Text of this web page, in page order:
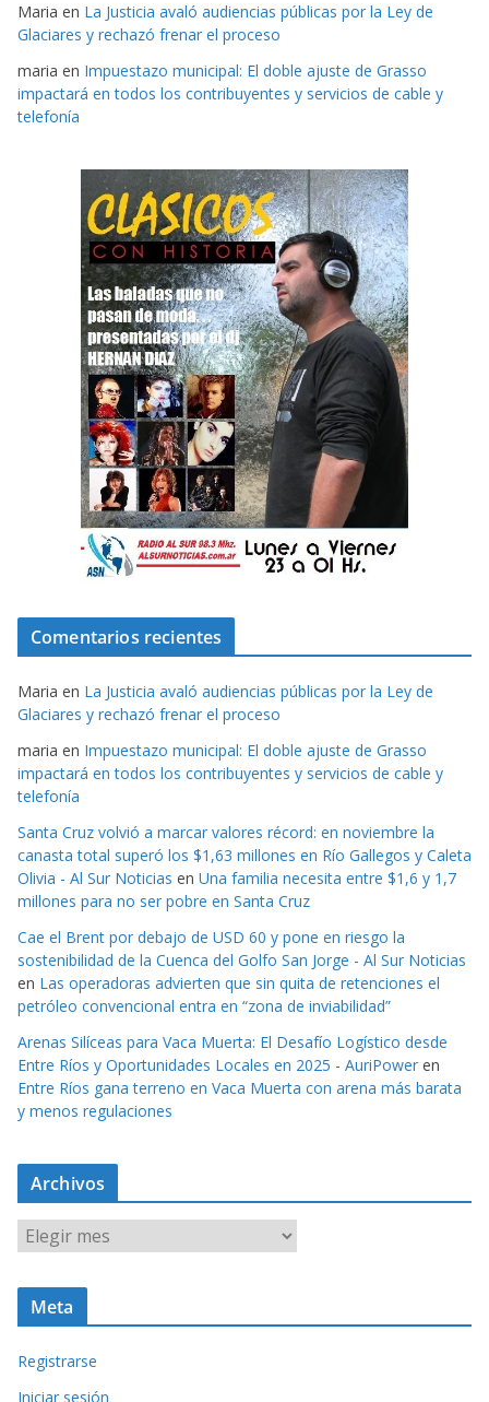
Maria en La Justicia avaló audiencias públicas por la Ley de
Glaciares y rechazó frenar el proceso
maria en Impuestazo municipal: El doble ajuste de Grasso
impactará en todos los contribuyentes y servicios de cable y
telefonía
Comentarios recientes
Maria en La Justicia avaló audiencias públicas por la Ley de
Glaciares y rechazó frenar el proceso
maria en Impuestazo municipal: El doble ajuste de Grasso
impactará en todos los contribuyentes y servicios de cable y
telefonía
Santa Cruz volvió a marcar valores récord: en noviembre la
canasta total superó los $1,63 millones en Río Gallegos y Caleta
Olivia - Al Sur Noticias en Una familia necesita entre $1,6 y 1,7
millones para no ser pobre en Santa Cruz
Cae el Brent por debajo de USD 60 y pone en riesgo la
sostenibilidad de la Cuenca del Golfo San Jorge - Al Sur Noticias
en Las operadoras advierten que sin quita de retenciones el
petróleo convencional entra en “zona de inviabilidad”
Arenas Silíceas para Vaca Muerta: El Desafío Logístico desde
Entre Ríos y Oportunidades Locales en 2025 - AuriPower en
Entre Ríos gana terreno en Vaca Muerta con arena más barata
y menos regulaciones
Archivos
c
v
o
Meta
Registrarse
Iniciar sesión